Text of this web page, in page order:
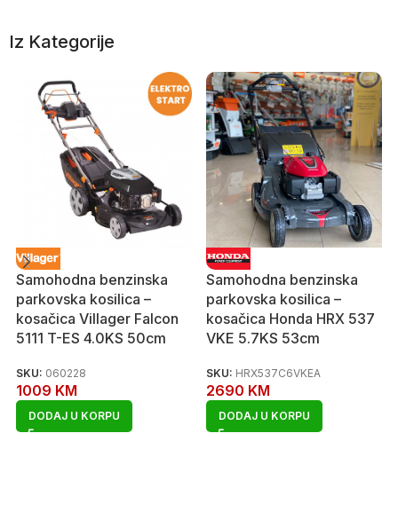
Iz Kategorije
Samohodna benzinska
parkovska kosilica –
kosačica Villager Falcon
5111 T-ES 4.0KS 50cm
SKU: 060228
1009 KM
DODAJ U KORPU
Samohodna benzinska
parkovska kosilica –
kosačica Honda HRX 537
VKE 5.7KS 53cm
SKU: HRX537C6VKEA
2690 KM
DODAJ U KORPU